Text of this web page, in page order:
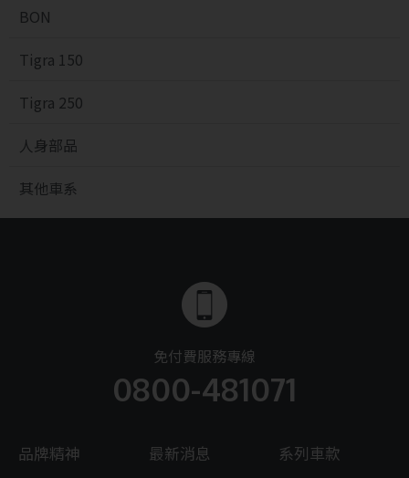
BON
Tigra 150
Tigra 250
人身部品
其他車系
免付費服務專線
0800-481071
品牌精神 最新消息 系列車款